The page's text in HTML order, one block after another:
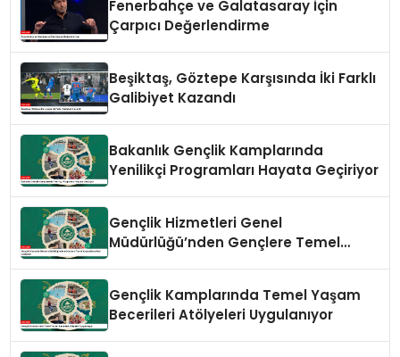
Fenerbahçe ve Galatasaray İçin
Çarpıcı Değerlendirme
Beşiktaş, Göztepe Karşısında İki Farklı
Galibiyet Kazandı
Bakanlık Gençlik Kamplarında
Yenilikçi Programları Hayata Geçiriyor
Gençlik Hizmetleri Genel
Müdürlüğü’nden Gençlere Temel
Gençlik Kamplarında Temel Yaşam
Becerileri Atölyeleri Uygulanıyor